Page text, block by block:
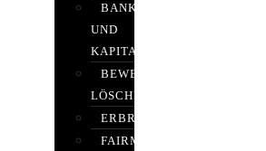
BANK-
UND
KAPITALMARKTRECHT
BEWERTUNGEN
LÖSCHEN
ERBRECHT
FAIRMIETEN